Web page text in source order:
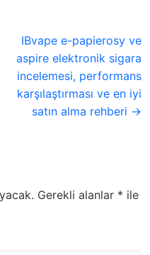
IBvape e-papierosy ve
aspire elektronik sigara
incelemesi, performans
karşılaştırması ve en iyi
satın alma rehberi →
Gerekli alanlar * ile